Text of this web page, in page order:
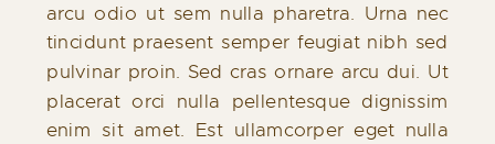
arcu odio ut sem nulla pharetra. Urna nec
tincidunt praesent semper feugiat nibh sed
pulvinar proin. Sed cras ornare arcu dui. Ut
placerat orci nulla pellentesque dignissim
enim sit amet. Est ullamcorper eget nulla